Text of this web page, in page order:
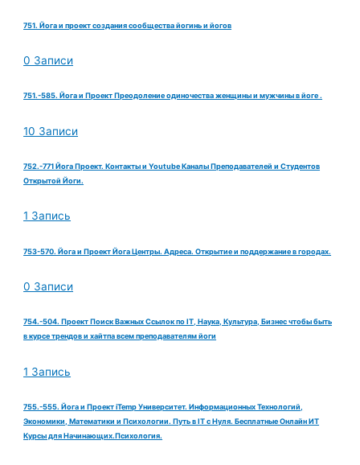
751. Йога и проект создания сообщества йогинь и йогов
0 Записи
751.-585. Йога и Проект Преодоление одиночества женщины и мужчины в йоге .
10 Записи
752.-771 Йога Проект. Контакты и Youtube Каналы Преподавателей и Студентов
Открытой Йоги.
1 Запись
753-570. Йога и Проект Йога Центры. Адреса. Открытие и поддержание в городах.
0 Записи
754.-504. Проект Поиск Важных Ссылок по IT, Наука, Культура, Бизнес чтобы быть
в курсе трендов и хайтпа всем преподавателям йоги
1 Запись
755.-555. Йога и Проект iTemp Университет. Информационных Технологий,
Экономики, Математики и Психологии. Путь в IT с Нуля. Бесплатные Онлайн ИТ
Курсы для Начинающих.Психология.